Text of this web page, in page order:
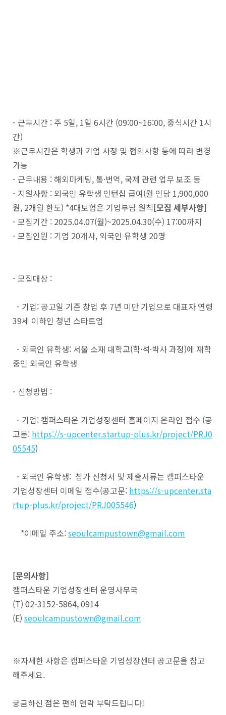
- 근무시간 : 주 5일, 1일 6시간 (09:00~16:00, 중식시간 1시
간)
※근무시간은 학생과 기업 사정 및 협의사항 등에 따라 변경
가능
- 근무내용 : 해외마케팅, 통·번역, 국제 관련 업무 보조 등
- 지원사항 : 외국인 유학생 인턴십 급여(월 인당 1,900,000
원, 2개월 한도) *4대보험은 기업부담 원칙[모집 세부사항]
- 모집기간 : 2025.04.07(월)~2025.04.30(수) 17:00까지
- 모집인원 : 기업 20개사, 외국인 유학생 20명
- 모집대상 :
- 기업: 공고일 기준 창업 후 7년 미만 기업으로 대표자 연령
39세 이하인 청년 스타트업
- 외국인 유학생: 서울 소재 대학교(학·석·박사 과정)에 재학
중인 외국인 유학생
- 신청방법 :
- 기업: 캠퍼스타운 기업성장센터 홈페이지 온라인 접수 (공
고문: https://s-upcenter.startup-plus.kr/project/PRJ0
05545)
- 외국인 유학생: 참가 신청서 및 제출서류는 캠퍼스타운
기업성장센터 이메일 접수(공고문: https://s-upcenter.sta
rtup-plus.kr/project/PRJ005546)
*이메일 주소:seoulcampustown@gmail.com
[문의사항]
캠퍼스타운 기업성장센터 운영사무국
(T) 02-3152-5864, 0914
(E) seoulcampustown@gmail.com
※자세한 사항은 캠퍼스타운 기업성장센터 공고문을 참고
해주세요.
궁금하신 점은 편히 연락 부탁드립니다!